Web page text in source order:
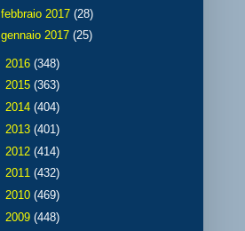
febbraio 2017 (28)
gennaio 2017 (25)
2016 (348)
2015 (363)
2014 (404)
2013 (401)
2012 (414)
2011 (432)
2010 (469)
2009 (448)